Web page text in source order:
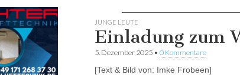
JUNGE LEUTE
Einladung zum
5. Dezember 2025 • 0 Kommentare
[Text & Bild von: Imke Frobeen]